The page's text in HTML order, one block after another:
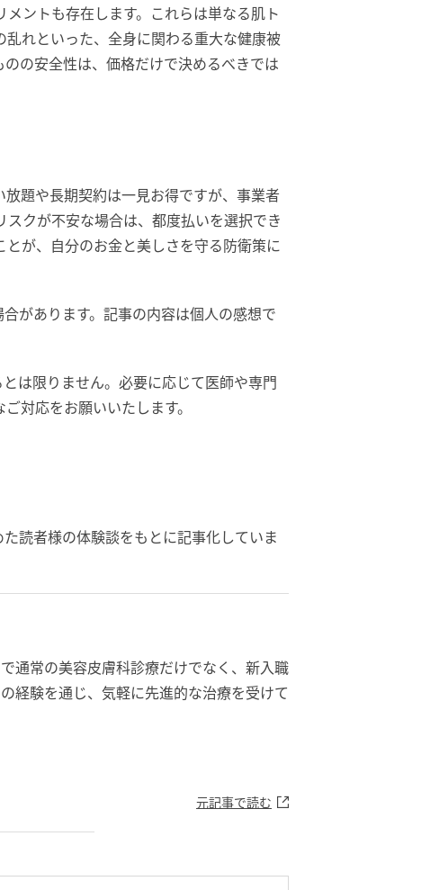
ントも存在します。これらは単なる肌ト
れといった、全身に関わる重大な健康被
の安全性は、価格だけで決めるべきでは
題や長期契約は一見お得ですが、事業者
クが不安な場合は、都度払いを選択でき
が、自分のお金と美しさを守る防衛策に
があります。記事の内容は個人の感想で
は限りません。必要に応じて医師や専門
対応をお願いいたします。
読者様の体験談をもとに記事化していま
通常の美容皮膚科診療だけでなく、新入職
経験を通じ、気軽に先進的な治療を受けて
元記事で読む